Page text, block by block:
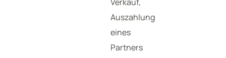
Auszahlung
eines
Partners